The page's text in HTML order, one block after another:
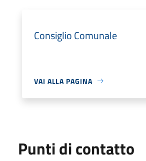
Consiglio Comunale
VAI ALLA PAGINA
Punti di contatto